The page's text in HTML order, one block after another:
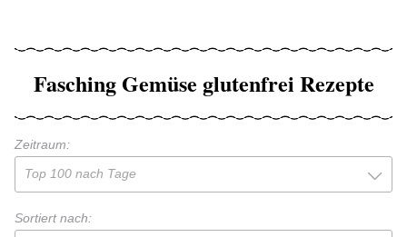
Fasching Gemüse glutenfrei Rezepte
Zeitraum:
Top 100 nach Tage
Sortiert nach: